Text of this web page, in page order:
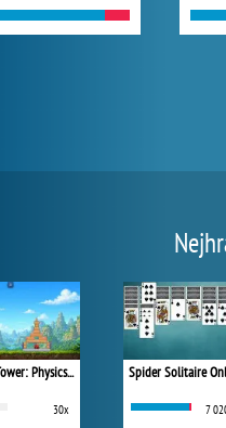
One Shot Tower: Physics Destroyer
30x
Spider Solitaire
7